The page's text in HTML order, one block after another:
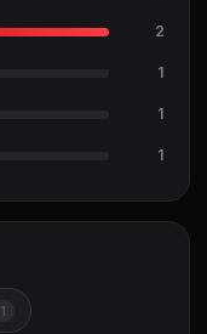
2
1
1
1
1